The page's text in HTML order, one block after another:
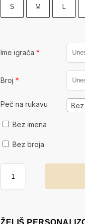
S M L
Ime igrača*
Broj*
Peč na rukavu
Bez imena
Bez broja
ŽELIŠ